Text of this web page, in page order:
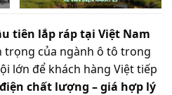
tiên lắp ráp tại Việt Nam
trọng của ngành ô tô trong
lớn để khách hàng Việt tiếp
chất lượng – giá hợp lý